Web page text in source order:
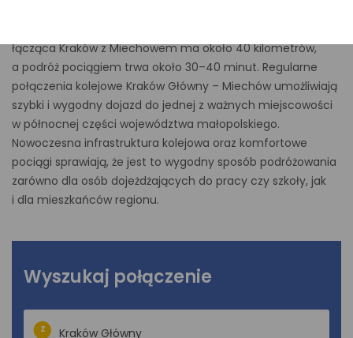
łącząca Kraków z Miechowem ma około 40 kilometrów,
a podróż pociągiem trwa około 30–40 minut. Regularne
połączenia kolejowe Kraków Główny – Miechów umożliwiają
szybki i wygodny dojazd do jednej z ważnych miejscowości
w północnej części województwa małopolskiego.
Nowoczesna infrastruktura kolejowa oraz komfortowe
pociągi sprawiają, że jest to wygodny sposób podróżowania
zarówno dla osób dojeżdżających do pracy czy szkoły, jak
i dla mieszkańców regionu.
Wyszukaj połączenie
Z